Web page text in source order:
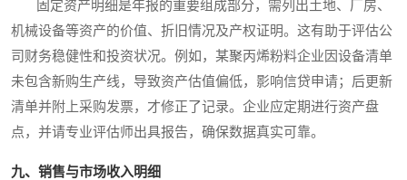
固定资产明细是年报的重要组成部分，需列出土地、厂房、
机械设备等资产的价值、折旧情况及产权证明。这有助于评估公
司财务稳健性和投资状况。例如，某聚丙烯粉料企业因设备清单
未包含新购生产线，导致资产估值偏低，影响信贷申请；后更新
清单并附上采购发票，才修正了记录。企业应定期进行资产盘
点，并请专业评估师出具报告，确保数据真实可靠。
九、销售与市场收入明细